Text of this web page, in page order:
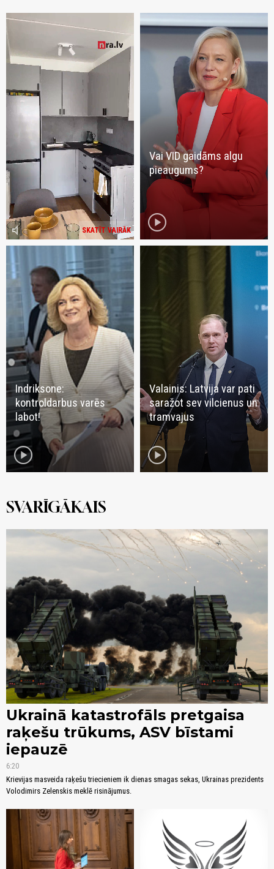
SKATĪT VAIRĀK
volume_mute
Vai VID gaidāms algu
pieaugums?
play_circle
Indriksone:
kontroldarbus varēs
labot!
play_circle
Valainis: Latvija var pati
saražot sev vilcienus un
tramvajus
play_circle
SVARĪGĀKAIS
Ukrainā katastrofāls pretgaisa
raķešu trūkums, ASV bīstami
iepauzē
6:20
Krievijas masveida raķešu triecieniem ik dienas smagas sekas, Ukrainas prezidents
Volodimirs Zelenskis meklē risinājumus.